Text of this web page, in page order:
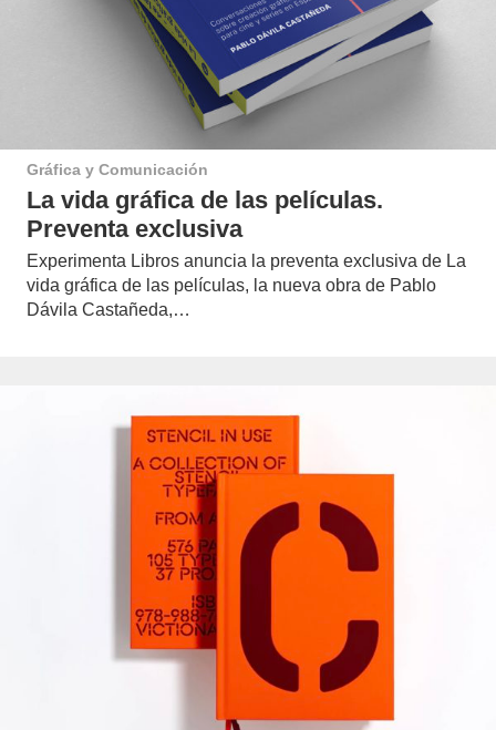
Gráfica y Comunicación
La vida gráfica de las películas.
Preventa exclusiva
Experimenta Libros anuncia la preventa exclusiva de La
vida gráfica de las películas, la nueva obra de Pablo
Dávila Castañeda,…